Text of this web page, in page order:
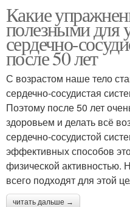
Какие
полезными для
сердечно-
после 50 лет
С возрастом наше тело
сердечно-сосудистая
Поэтому после 50 лет
здоровьем и делать всё
сердечно-сосудистой
эффективных способов
физической активностью.
всего подходят для этой
читать дальше →